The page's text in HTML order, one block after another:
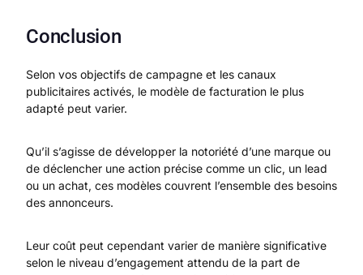
Conclusion
Selon vos objectifs de campagne et les canaux
publicitaires activés, le modèle de facturation le plus
adapté peut varier.
Qu’il s’agisse de développer la notoriété d’une marque ou
de déclencher une action précise comme un clic, un lead
ou un achat, ces modèles couvrent l’ensemble des besoins
des annonceurs.
Leur coût peut cependant varier de manière significative
selon le niveau d’engagement attendu de la part de